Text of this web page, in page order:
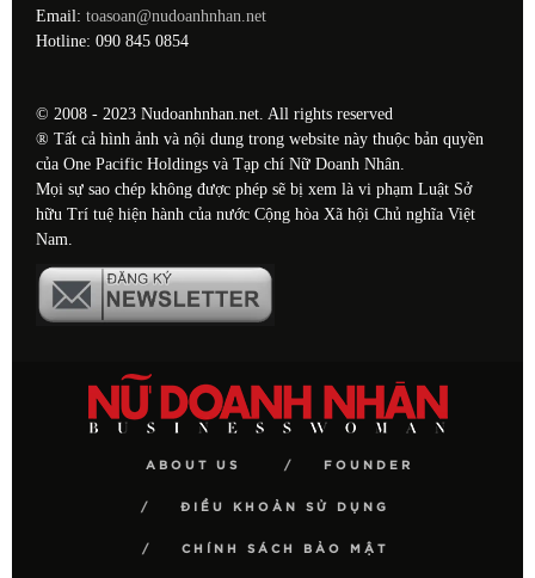
Email: toasoan@nudoanhnhan.net
Hotline: 090 845 0854
© 2008 - 2023 Nudoanhnhan.net. All rights reserved
® Tất cả hình ảnh và nội dung trong website này thuộc bản quyền
của One Pacific Holdings và Tạp chí Nữ Doanh Nhân.
Mọi sự sao chép không được phép sẽ bị xem là vi phạm Luật Sở
hữu Trí tuệ hiện hành của nước Cộng hòa Xã hội Chủ nghĩa Việt
Nam.
ABOUT US FOUNDER
ĐIỀU KHOẢN SỬ DỤNG
CHÍNH SÁCH BẢO MẬT